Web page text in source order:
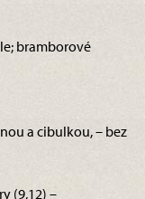
bramborové
a cibulkou, – bez
(9,12) –